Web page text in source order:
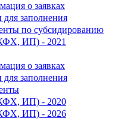
о заявках
заполнения
по субсидированию
ИП) - 2021
о заявках
заполнения
ИП) - 2020
ИП) - 2026